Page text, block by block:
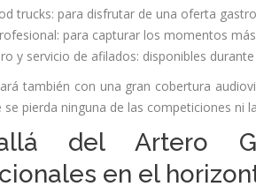
trucks: para disfrutar de una oferta
para capturar los momentos
y servicio de afilados: disponibles
también con una gran cobertura
se pierda ninguna de las competiciones ni
del Artero
en el